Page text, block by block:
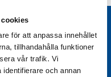
för att anpassa innehållet
tillhandahålla funktioner
vår trafik. Vi
och annan